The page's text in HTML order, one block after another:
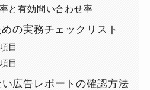
と有効問い合わせ率
の実務チェックリスト
目
目
広告レポートの確認方法